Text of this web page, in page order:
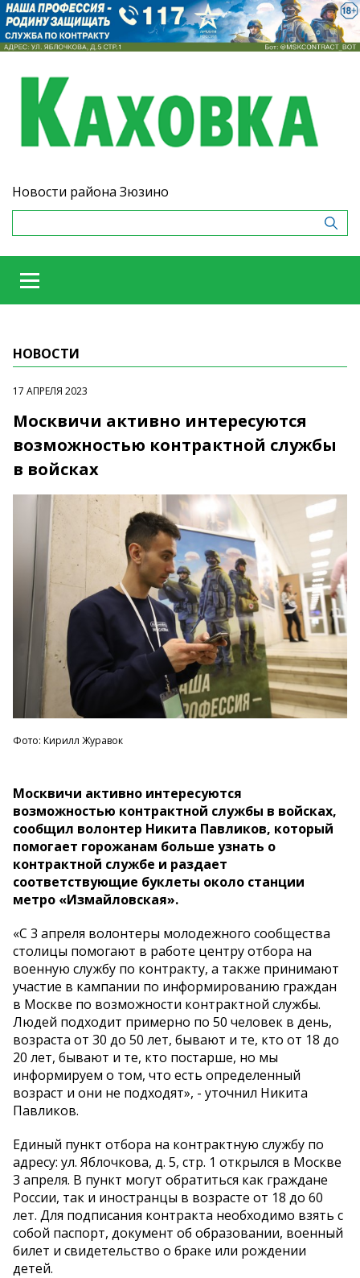
Новости района Зюзино
НОВОСТИ
17 АПРЕЛЯ 2023
Москвичи активно интересуются
возможностью контрактной службы
в войсках
Фото: Кирилл Журавок
Москвичи активно интересуются
возможностью контрактной службы в войсках,
сообщил волонтер Никита Павликов, который
помогает горожанам больше узнать о
контрактной службе и раздает
соответствующие буклеты около станции
метро «Измайловская».
«С 3 апреля волонтеры молодежного сообщества
столицы помогают в работе центру отбора на
военную службу по контракту, а также принимают
участие в кампании по информированию граждан
в Москве по возможности контрактной службы.
Людей подходит примерно по 50 человек в день,
возраста от 30 до 50 лет, бывают и те, кто от 18 до
20 лет, бывают и те, кто постарше, но мы
информируем о том, что есть определенный
возраст и они не подходят», - уточнил Никита
Павликов.
Единый пункт отбора на контрактную службу по
адресу: ул. Яблочкова, д. 5, стр. 1 открылся в Москве
3 апреля. В пункт могут обратиться как граждане
России, так и иностранцы в возрасте от 18 до 60
лет. Для подписания контракта необходимо взять с
собой паспорт, документ об образовании, военный
билет и свидетельство о браке или рождении
детей.